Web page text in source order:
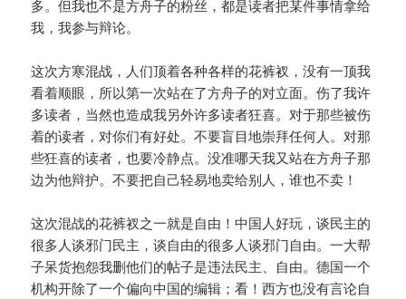
多。但我也不是方舟子的粉丝，都是读者把某件事情拿给
我，我参与辩论。
这次方寒混战，人们顶着各种各样的花裤衩，没有一顶我
看着顺眼，所以第一次站在了方舟子的对立面。伤了我许
多读者，当然也造成我另外许多读者狂喜。对于那些被伤
着的读者，对你们有好处。不要盲目地崇拜任何人。对那
些狂喜的读者，也要冷静点。没准哪天我又站在方舟子那
边为他辩护。不要把自己轻易地卖给别人，谁也不卖！
这次混战的花裤衩之一就是自由！中国人好玩，谈民主的
很多人谈邪门民主，谈自由的很多人谈邪门自由。一大帮
子呆货抱怨我删他们的帖子是违法民主、自由。德国一个
机构开除了一个偏向中国的编辑；看！西方也没有言论自